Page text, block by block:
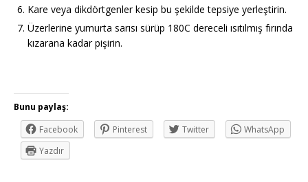
Kare veya dikdörtgenler kesip bu şekilde tepsiye yerleştirin.
Üzerlerine yumurta sarısı sürüp 180C dereceli ısıtılmış fırında
kızarana kadar pişirin.
Bunu paylaş:
Facebook
Pinterest Twitter
WhatsApp
Yazdır